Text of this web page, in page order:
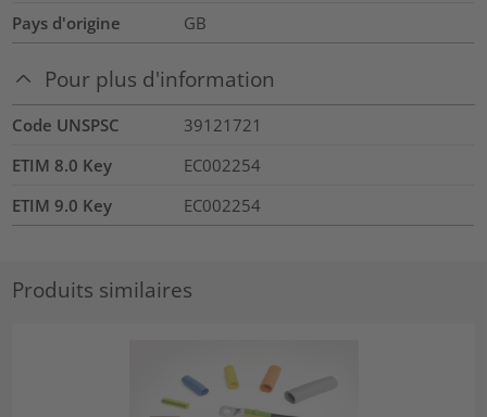
Pays d'origine
GB
Pour plus d'information
Code UNSPSC
39121721
ETIM 8.0 Key
EC002254
ETIM 9.0 Key
EC002254
Produits similaires